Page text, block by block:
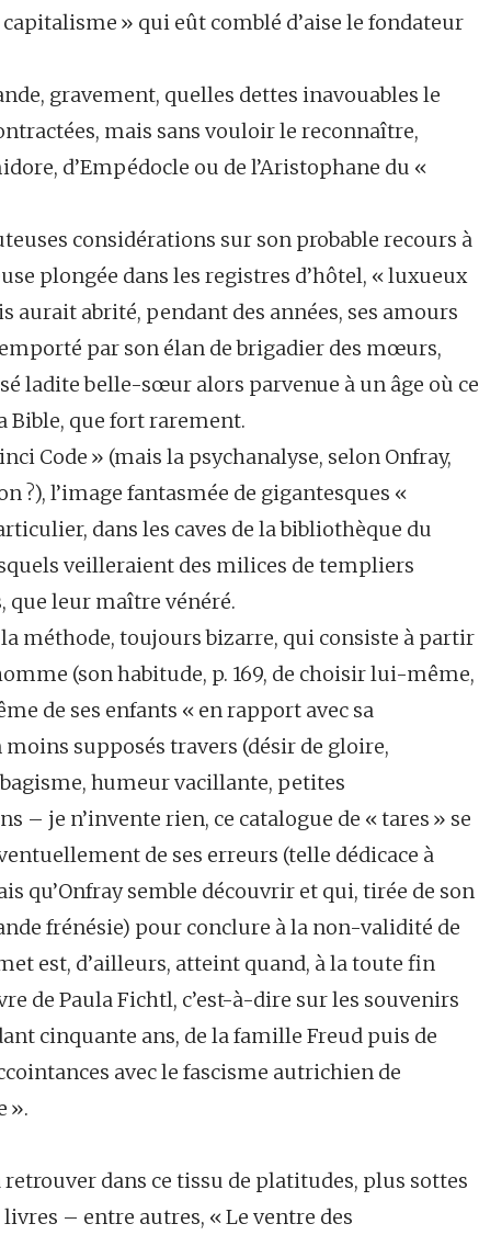
» qui eût comblé d’aise le fondateur
gravement, quelles dettes inavouables le
mais sans vouloir le reconnaître,
d’Empédocle ou de l’Aristophane du «
considérations sur son probable recours à
plongée dans les registres d’hôtel, « luxueux
aurait abrité, pendant des années, ses amours
par son élan de brigadier des mœurs,
ladite belle-sœur alors parvenue à un âge où ce
Bible, que fort rarement.
Code » (mais la psychanalyse, selon Onfray,
?), l’image fantasmée de gigantesques «
dans les caves de la bibliothèque du
veilleraient des milices de templiers
que leur maître vénéré.
la méthode, toujours bizarre, qui consiste à partir
(son habitude, p. 169, de choisir lui-même,
de ses enfants « en rapport avec sa
supposés travers (désir de gloire,
humeur vacillante, petites
– je n’invente rien, ce catalogue de « tares » se
de ses erreurs (telle dédicace à
qu’Onfray semble découvrir et qui, tirée de son
frénésie) pour conclure à la non-validité de
est, d’ailleurs, atteint quand, à la toute fin
de Paula Fichtl, c’est-à-dire sur les souvenirs
cinquante ans, de la famille Freud puis de
avec le fascisme autrichien de
».
retrouver dans ce tissu de platitudes, plus sottes
– entre autres, « Le ventre des